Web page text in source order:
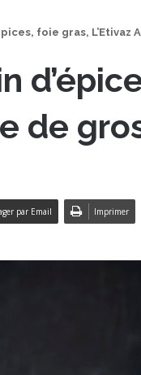
foie gras, L’Etivaz
de
par Email Imprimer